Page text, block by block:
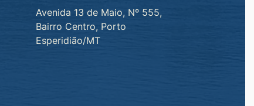
Avenida 13 de Maio, Nº 555,
Bairro Centro, Porto
Esperidião/MT